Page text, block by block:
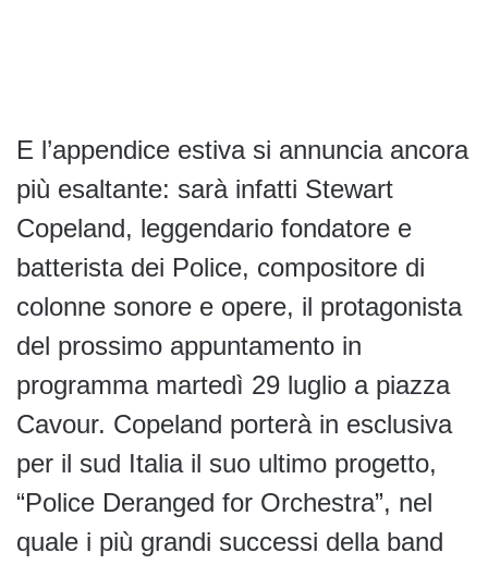
E l’appendice estiva si annuncia ancora
più esaltante: sarà infatti Stewart
Copeland, leggendario fondatore e
batterista dei Police, compositore di
colonne sonore e opere, il protagonista
del prossimo appuntamento in
programma martedì 29 luglio a piazza
Cavour. Copeland porterà in esclusiva
per il sud Italia il suo ultimo progetto,
“Police Deranged for Orchestra”, nel
quale i più grandi successi della band